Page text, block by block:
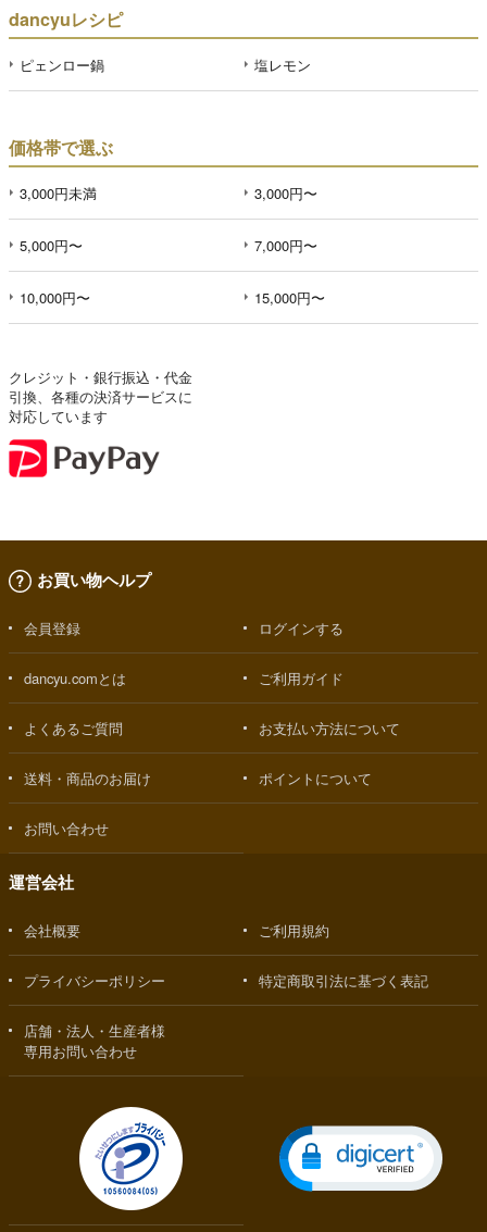
dancyuレシピ
ピェンロー鍋 塩レモン
価格帯で選ぶ
3,000円未満 3,000円〜
5,000円〜 7,000円〜
10,000円〜 15,000円〜
クレジット・銀行振込・代金
引換、各種の決済サービスに
対応しています
お買い物ヘルプ
会員登録 ログインする
dancyu.comとは ご利用ガイド
よくあるご質問 お支払い方法について
送料・商品のお届け ポイントについて
お問い合わせ
運営会社
会社概要 ご利用規約
プライバシーポリシー 特定商取引法に基づく表記
店舗・法人・生産者様
専用お問い合わせ